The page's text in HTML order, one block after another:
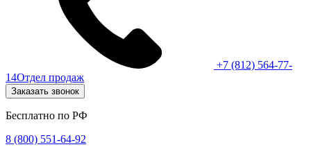
+7 (812) 564-77-
14Отдел продаж
Заказать звонок
Бесплатно по РФ
8 (800) 551-64-92